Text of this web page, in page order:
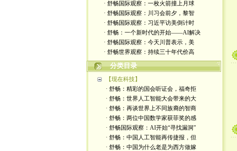
· 舒畅国际观察：一枚火箭撞上月球
· 舒畅国际观察：川习会前夕，黎智
· 舒畅国际观察：习近平访美倒计时
· 舒畅：一个新时代的开始——AI解决
· 舒畅国际观察：今天川普表示，美
· 舒畅世界观察：持续三十年代价高
分类目录
【现在科技】
· 舒畅：精彩的国会听证会，福奇拒
· 舒畅：世界人工智能大会带来的大
· 舒畅：再谈世界上不同族裔的智商
· 舒畅：两位中国数学家获菲奖的感
· 舒畅国际观察：AI开始“寻找漏洞”
· 舒畅：中国人工智能再传捷报，但
· 舒畅：中国为什么老是为西方做嫁